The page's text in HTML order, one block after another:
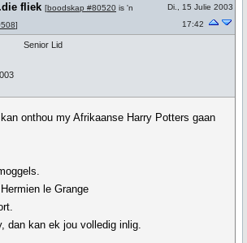
fliek [boodskap #80520 is 'n
]
Di., 15 Julie 2003
17:42
Senior Lid
onthou my Afrikaanse Harry Potters gaan
le Grange
dan kan ek jou volledig inlig.